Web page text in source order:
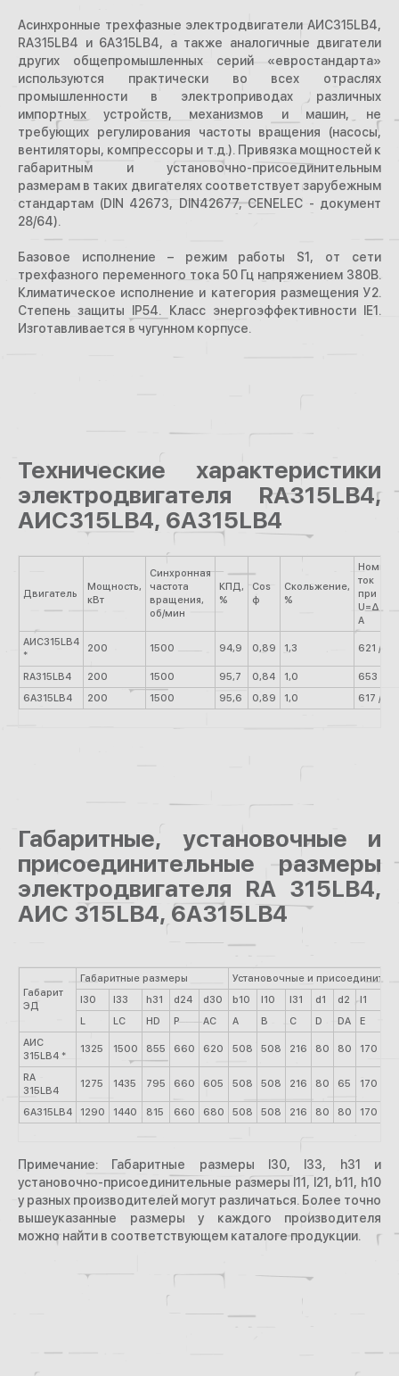
Асинхронные трехфазные электродвигатели АИС315LB4,
RA315LB4 и 6А315LB4, а также аналогичные двигатели
других общепромышленных серий «евростандарта»
используются практически во всех отраслях
промышленности в электроприводах различных
импортных устройств, механизмов и машин, не
требующих регулирования частоты вращения (насосы,
вентиляторы, компрессоры и т.д.). Привязка мощностей к
габаритным и установочно-присоединительным
размерам в таких двигателях соответствует зарубежным
стандартам (DIN 42673, DIN42677, CENELEC - документ
28/64).
Базовое исполнение – режим работы S1, от сети
трехфазного переменного тока 50 Гц напряжением 380В.
Климатическое исполнение и категория размещения У2.
Степень защиты IP54. Класс энергоэффективности IE1.
Изготавливается в чугунном корпусе.
Технические характеристики
электродвигателя RA315LB4,
АИС315LB4, 6А315LB4
Двигатель
Мощность,
кВт
Синхронная
частота
вращения,
об/мин
КПД,
%
Cos
φ
Скольжение,
%
ток
при
А
АИС315LB4
*
200 1500 94,9 0,89 1,3 621 /
RA315LB4 200 1500 95,7 0,84 1,0
653 /
6А315LB4
200 1500 95,6 0,89 1,0 617 /
Габаритные, установочные и
присоединительные размеры
электродвигателя RA 315LB4,
АИС 315LB4, 6А315LB4
Габарит
ЭД
Габаритные размеры
Установочные и
l30
l33 h31 d24 d30 b10 l10 l31 d1 d2 l1
L
LC HD P AC A B C D DА E
АИС
315LB4 *
1325 1500 855 660 620 508 508 216 80 80 170
RA
315LB4
1275 1435 795 660 605 508 508 216 80 65 170
6А315LB4 1290 1440 815 660 680 508 508 216 80 80 170
Примечание: Габаритные размеры l30, l33, h31 и
установочно-присоединительные размеры l11, l21, b11, h10
у разных производителей могут различаться. Более точно
вышеуказанные размеры у каждого производителя
можно найти в соответствующем каталоге продукции.